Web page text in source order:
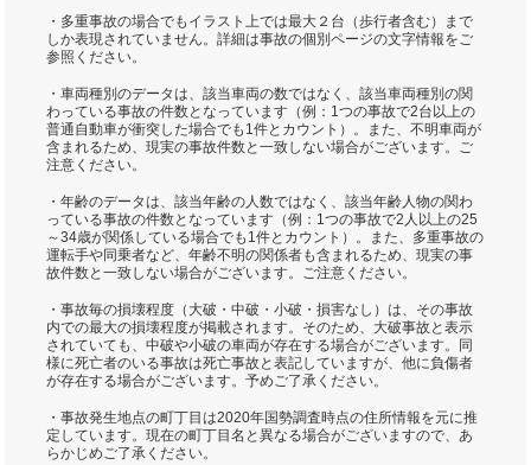
・多重事故の場合でもイラスト上では最大２台（歩行者含む）まで
しか表現されていません。詳細は事故の個別ページの文字情報をご
参照ください。
・車両種別のデータは、該当車両の数ではなく、該当車両種別の関
わっている事故の件数となっています（例：1つの事故で2台以上の
普通自動車が衝突した場合でも1件とカウント）。また、不明車両が
含まれるため、現実の事故件数と一致しない場合がございます。ご
注意ください。
・年齢のデータは、該当年齢の人数ではなく、該当年齢人物の関わ
っている事故の件数となっています（例：1つの事故で2人以上の25
～34歳が関係している場合でも1件とカウント）。また、多重事故の
運転手や同乗者など、年齢不明の関係者も含まれるため、現実の事
故件数と一致しない場合がございます。ご注意ください。
・事故毎の損壊程度（大破・中破・小破・損害なし）は、その事故
内での最大の損壊程度が掲載されます。そのため、大破事故と表示
されていても、中破や小破の車両が存在する場合がございます。同
様に死亡者のいる事故は死亡事故と表記していますが、他に負傷者
が存在する場合がございます。予めご了承ください。
・事故発生地点の町丁目は2020年国勢調査時点の住所情報を元に推
定しています。現在の町丁目名と異なる場合がございますので、あ
らかじめご了承ください。